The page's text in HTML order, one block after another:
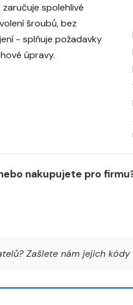
spolehlivé
šroubů, bez
- splňuje požadavky
úpravy.
nakupujete pro
Zašlete nám jejich kódy